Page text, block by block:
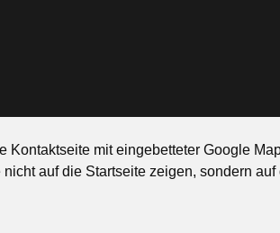
Kontaktseite mit eingebetteter Google
nicht auf die Startseite zeigen, sondern